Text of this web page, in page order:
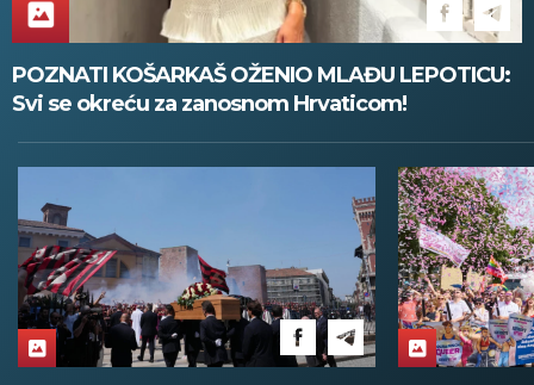
POZNATI KOŠARKAŠ OŽENIO MLAĐU LEPOTICU:
Svi se okreću za zanosnom Hrvaticom!